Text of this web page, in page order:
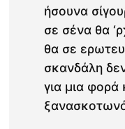
ήσουνα
σε σένα θα
θα σε
σκανδάλη
για μια φορά